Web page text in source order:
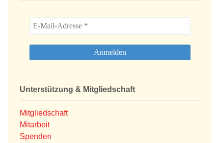
Unterstützung & Mitgliedschaft
Mitgliedschaft
Mitarbeit
Spenden